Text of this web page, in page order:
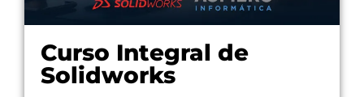
Curso Integral de
Solidworks​